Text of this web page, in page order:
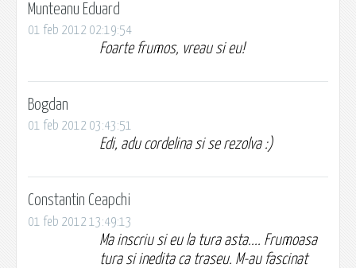
Munteanu Eduard
01 feb 2012 02:19:54
Foarte frumos, vreau si eu!
Bogdan
01 feb 2012 03:43:51
Edi, adu cordelina si se rezolva :)
Constantin Ceapchi
01 feb 2012 13:49:13
Ma inscriu si eu la tura asta.... Frumoasa
tura si inedita ca traseu. M-au fascinat